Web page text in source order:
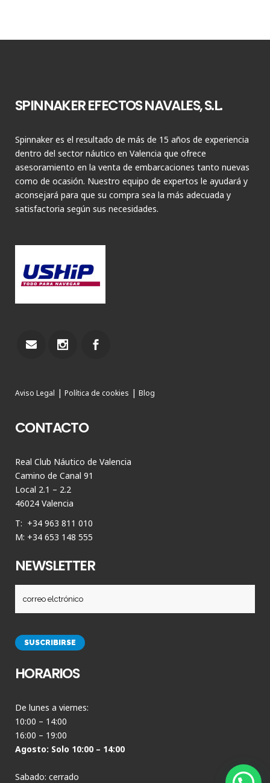
SPINNAKER EFECTOS NAVALES, S.L.
Spinnaker es el resultado de más de 15 años de experiencia
dentro del sector náutico en Valencia que ofrece
asesoramiento en la venta de embarcaciones tanto nuevas
como de ocasión. Nuestro equipo de expertos le ayudará y
aconsejará para que su compra sea la más adecuada y
satisfactoria según sus necesidades.
Aviso Legal | Política de cookies | Blog
CONTACTO
Real Club Náutico de Valencia
Camino de Canal 91
Local 2.1 – 2.2
46024 Valencia
T: +34 963 811 010
M: +34 653 148 555
NEWSLETTER
HORARIOS
De lunes a viernes:
10:00 – 14:00
16:00 – 19:00
Agosto: Solo 10:00 – 14:00
Sabado: cerrado